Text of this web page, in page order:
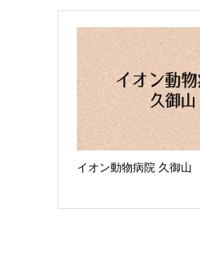
イオン動物病院 久御山